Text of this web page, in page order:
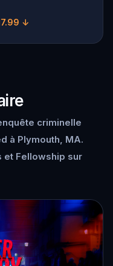
↓
criminelle
à Plymouth, MA.
et Fellowship sur